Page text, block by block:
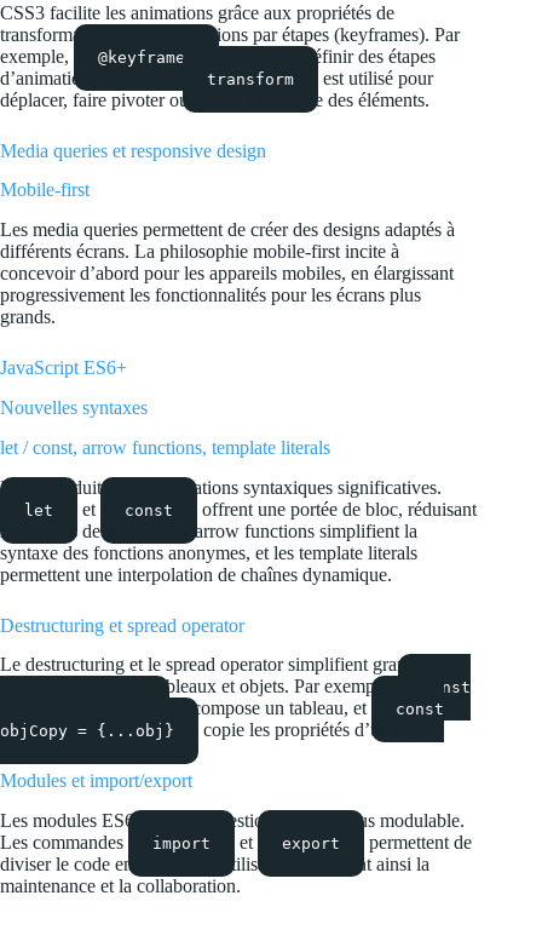
CSS3 facilite les animations grâce aux propriétés de
transformation et aux animations par étapes (keyframes). Par
exemple,
@keyframes
permet de définir des étapes
d’animation, tandis que
transform
est utilisé pour
déplacer, faire pivoter ou mettre à l’échelle des éléments.
Media queries et responsive design
Mobile-first
Les media queries permettent de créer des designs adaptés à
différents écrans. La philosophie mobile-first incite à
concevoir d’abord pour les appareils mobiles, en élargissant
progressivement les fonctionnalités pour les écrans plus
grands.
JavaScript ES6+
Nouvelles syntaxes
let / const, arrow functions, template literals
ES6 introduit des améliorations syntaxiques significatives.
let et const
offrent une portée de bloc, réduisant
les erreurs de portée. Les arrow functions simplifient la
syntaxe des fonctions anonymes, et les template literals
permettent une interpolation de chaînes dynamique.
Destructuring et spread operator
Le destructuring et le spread operator simplifient grandement
la manipulation des tableaux et objets. Par exemple,
const
décompose un tableau, et
const
objCopy = {...obj}
copie les propriétés d’un objet.
Modules et import/export
Les modules ES6 rendent la gestion du code plus modulable.
Les commandes
import et export
permettent de
diviser le code en modules réutilisables, facilitant ainsi la
maintenance et la collaboration.